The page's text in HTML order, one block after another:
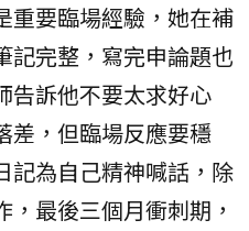
重要臨場經驗，她在補
記完整，寫完申論題也
告訴他不要太求好心
差，但臨場反應要穩
記為自己精神喊話，除
最後三個月衝刺期，